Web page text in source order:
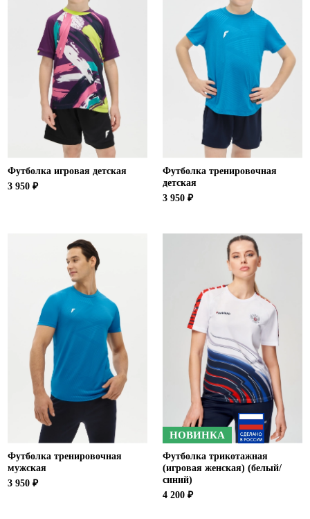
Футболка игровая детская
3 950 ₽
Футболка тренировочная
детская
3 950 ₽
Футболка тренировочная
мужская
3 950 ₽
НОВИНКА
Футболка трикотажная
(игровая женская) (белый/
синий)
4 200 ₽